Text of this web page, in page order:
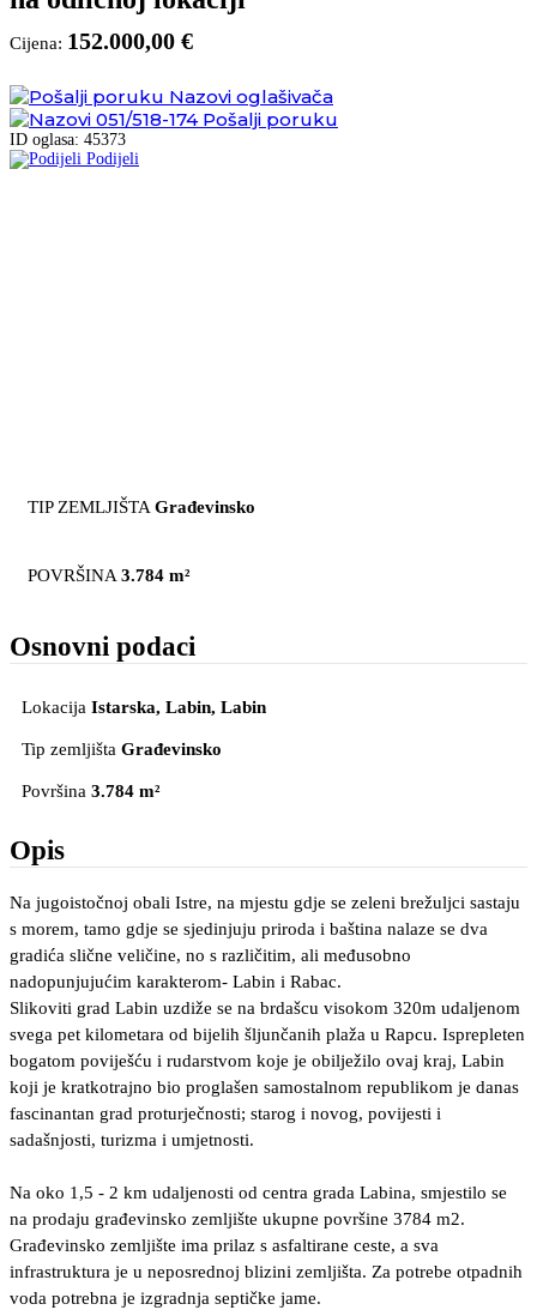
Cijena: 152.000,00 €
Nazovi oglašivača
051/518-174 Pošalji poruku
ID oglasa: 45373
Podijeli
TIP ZEMLJIŠTA Građevinsko
POVRŠINA 3.784 m²
Osnovni podaci
Lokacija Istarska, Labin, Labin
Tip zemljišta Građevinsko
Površina 3.784 m²
Opis
Na jugoistočnoj obali Istre, na mjestu gdje se zeleni brežuljci sastaju
s morem, tamo gdje se sjedinjuju priroda i baština nalaze se dva
gradića slične veličine, no s različitim, ali međusobno
nadopunjujućim karakterom- Labin i Rabac.
Slikoviti grad Labin uzdiže se na brdašcu visokom 320m udaljenom
svega pet kilometara od bijelih šljunčanih plaža u Rapcu. Isprepleten
bogatom poviješću i rudarstvom koje je obilježilo ovaj kraj, Labin
koji je kratkotrajno bio proglašen samostalnom republikom je danas
fascinantan grad proturječnosti; starog i novog, povijesti i
sadašnjosti, turizma i umjetnosti.
Na oko 1,5 - 2 km udaljenosti od centra grada Labina, smjestilo se
na prodaju građevinsko zemljište ukupne površine 3784 m2.
Građevinsko zemljište ima prilaz s asfaltirane ceste, a sva
infrastruktura je u neposrednoj blizini zemljišta. Za potrebe otpadnih
voda potrebna je izgradnja septičke jame.